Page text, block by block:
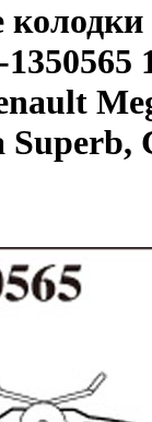
Superb,